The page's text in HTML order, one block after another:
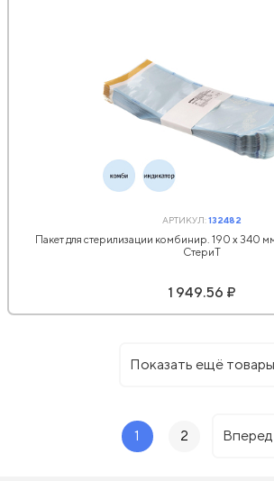
АРТИКУЛ:132482
Пакет для стерилизации комбинир. 190 х 340
СтериТ
1 949.56 ₽
Показать ещё товары
1 2 Вперед